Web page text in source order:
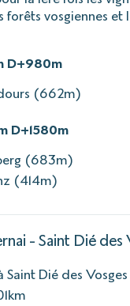
forêts vosgiennes et
D+980m
(662m)
D+1580m
(683m)
(414m)
- Saint Dié des
Saint Dié des Vosges